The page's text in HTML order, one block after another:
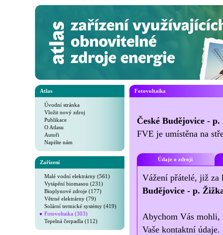
Atlas
Úvodní stránka
Vložit nový zdroj
Publikace
O Atlasu
Autoři
Napište nám
Zařízení
Malé vodní elektrárny (561)
Vytápění biomasou (231)
Bioplynové zdroje (177)
Větrné elektrárny (79)
Solární termické systémy (419)
Fotovoltaika (303)
Tepelná čerpadla (112)
Fotovoltaika
České Budějovice -
FVE je umístěna na
Údaje o zdroji
Vážení přátelé, již
Budějovice - p.
Abychom Vás mohli,
Vaše kontaktní údaje.